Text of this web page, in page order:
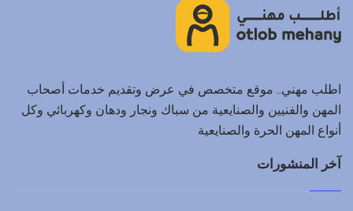
اطلب مهني.. موقع متخصص في عرض وتقديم خدمات أصحاب
المهن والفنيين والصنايعية من سباك ونجار ودهان وكهربائي وكل
أنواع المهن الحرة والصنايعية
آخر المنشورات